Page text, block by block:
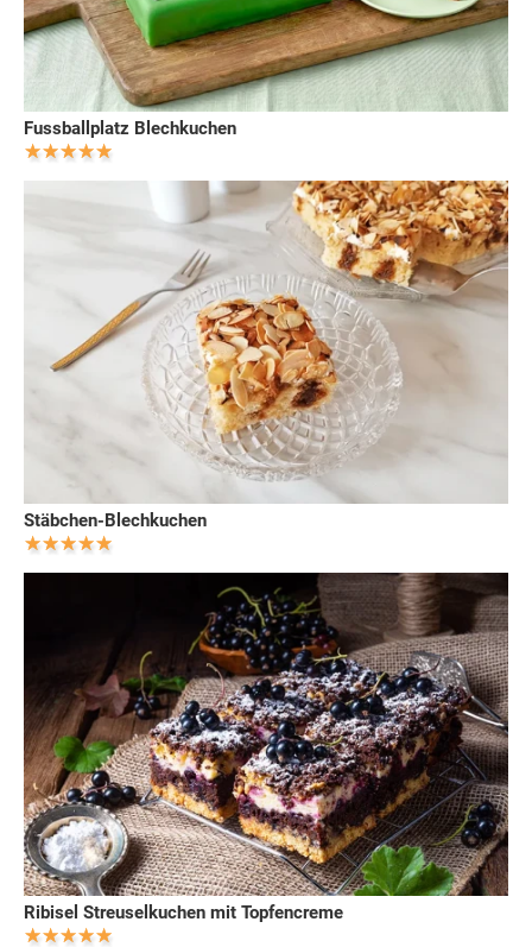
Fussballplatz Blechkuchen
Stäbchen-Blechkuchen
Ribisel Streuselkuchen mit Topfencreme